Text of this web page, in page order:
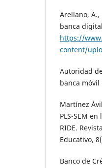
Arellano, A.,
banca
https://
content/
Autoridad
banca
Martínez
PLS-SEM
RIDE.
Educativo,
Banco de